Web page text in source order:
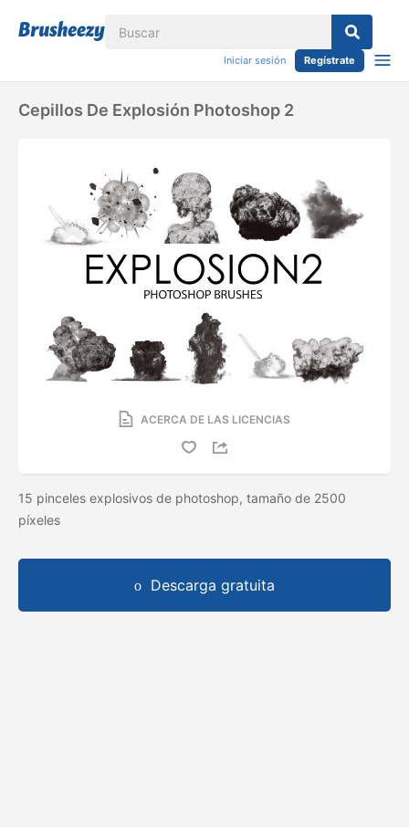
Iniciar sesión Regístrate
Cepillos De Explosión Photoshop 2
ACERCA DE LAS LICENCIAS
15 pinceles explosivos de photoshop, tamaño de 2500
píxeles
Descarga gratuita